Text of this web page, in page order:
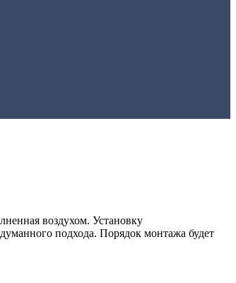
воздухом. Установку
подхода. Порядок монтажа будет